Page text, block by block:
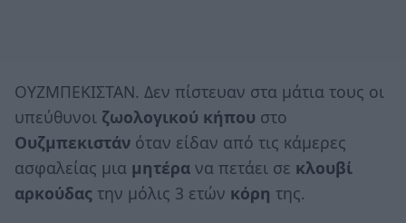
ΟΥΖΜΠΕΚΙΣΤΑΝ. Δεν πίστευαν στα μάτια τους οι
υπεύθυνοι ζωολογικού κήπου στο
Ουζμπεκιστάν όταν είδαν από τις κάμερες
ασφαλείας μια μητέρα να πετάει σε κλουβί
αρκούδας την μόλις 3 ετών κόρη της.